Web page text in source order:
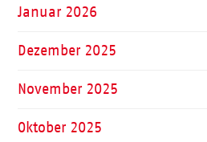
Januar 2026
Dezember 2025
November 2025
Oktober 2025